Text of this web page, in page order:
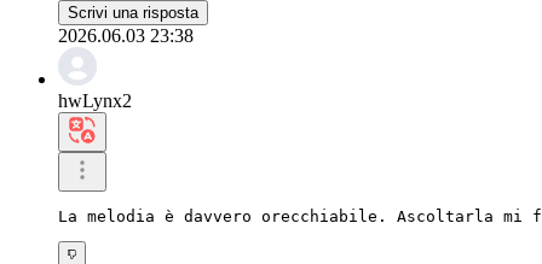
Scrivi una risposta
2026.06.03 23:38
hwLynx2
La melodia è davvero orecchiabile. Ascoltarla mi